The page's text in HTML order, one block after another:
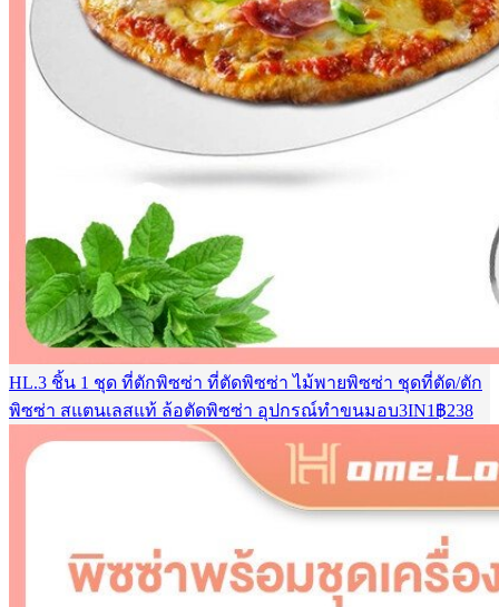
HL.3 ชิ้น 1 ชุด ที่ตักพิซซ่า ที่ตัดพิซซ่า ไม้พายพิซซ่า ชุดที่ตัด/ตัก
พิซซ่า สแตนเลสแท้ ล้อตัดพิซซ่า อุปกรณ์ทำขนมอบ3IN1 ฿238